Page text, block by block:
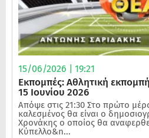
15/06/2026 | 19:21
Εκπομπές: Αθλητική
15 Ιουνίου 2026
Απόψε στις 21:30 Στο πρώτο
καλεσμένος θα είναι ο
Χρονάκης ο οποίος θα
Κύπελλο&n...